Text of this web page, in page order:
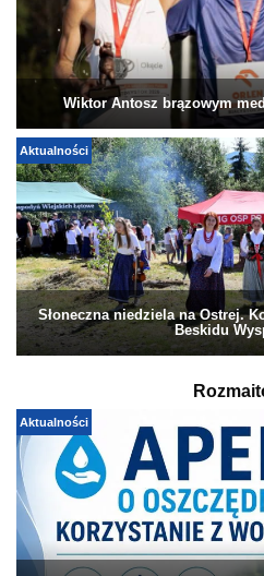
Wiktor Antosz brązowym
Aktualności
Słoneczna niedziela na Ostrej.
Beskidu
Aktualności